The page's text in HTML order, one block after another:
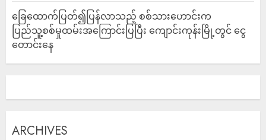
ခြေထောက်ပြတ်၍ပြန်လာသည့် စစ်သားဟောင်းက
ပြည်သူ့စစ်မှုထမ်းအကြောင်းပြပြီး ကျောင်းကုန်းမြို့တွင် ငွေ
တောင်းနေ
ARCHIVES